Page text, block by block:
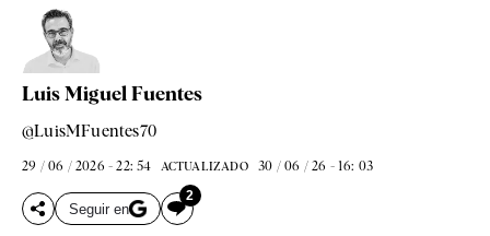
Luis Miguel Fuentes
@LuisMFuentes70
29 / 06 / 2026 - 22: 54 ACTUALIZADO 30 / 06 / 26 - 16: 03
Seguir en
2